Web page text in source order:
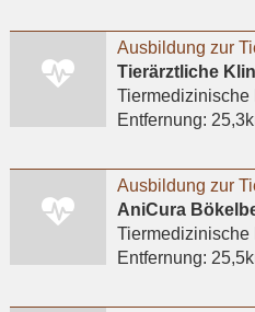
Tierärztliche
Tiermedizinische
Entfernung:
AniCura
Tiermedizinische
Entfernung: